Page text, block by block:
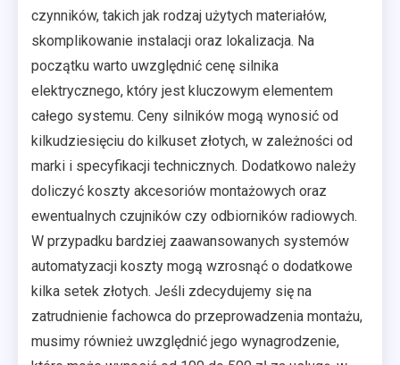
czynników, takich jak rodzaj użytych materiałów,
skomplikowanie instalacji oraz lokalizacja. Na
początku warto uwzględnić cenę silnika
elektrycznego, który jest kluczowym elementem
całego systemu. Ceny silników mogą wynosić od
kilkudziesięciu do kilkuset złotych, w zależności od
marki i specyfikacji technicznych. Dodatkowo należy
doliczyć koszty akcesoriów montażowych oraz
ewentualnych czujników czy odbiorników radiowych.
W przypadku bardziej zaawansowanych systemów
automatyzacji koszty mogą wzrosnąć o dodatkowe
kilka setek złotych. Jeśli zdecydujemy się na
zatrudnienie fachowca do przeprowadzenia montażu,
musimy również uwzględnić jego wynagrodzenie,